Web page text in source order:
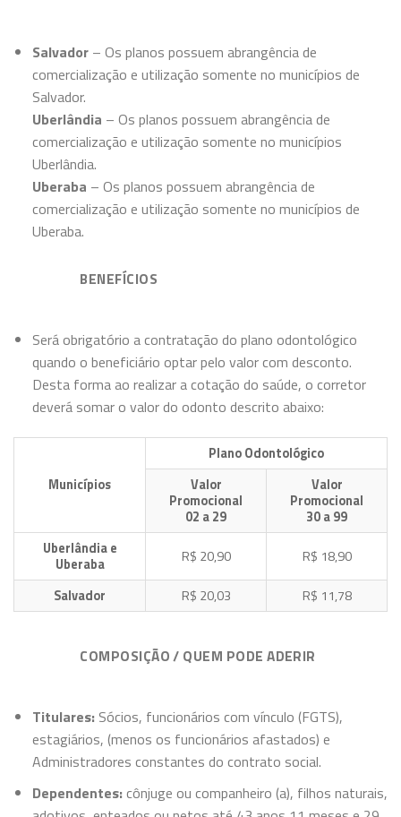
Salvador– Os planos possuem abrangência de
comercialização e utilização somente no municípios de
Salvador.
Uberlândia – Os planos possuem abrangência de
comercialização e utilização somente no municípios
Uberlândia.
Uberaba – Os planos possuem abrangência de
comercialização e utilização somente no municípios de
Uberaba.
BENEFÍCIOS
Será obrigatório a contratação do plano odontológico
quando o beneficiário optar pelo valor com desconto.
Desta forma ao realizar a cotação do saúde, o corretor
deverá somar o valor do odonto descrito abaixo:
Municípios
Plano Odontológico
Valor
Promocional
02 a 29
Valor
Promocional
30 a 99
Uberlândia e
Uberaba
R$ 20,90
R$ 18,90
Salvador
R$ 20,03 R$ 11,78
COMPOSIÇÃO / QUEM PODE ADERIR
Titulares:Sócios, funcionários com vínculo (FGTS),
estagiários, (menos os funcionários afastados) e
Administradores constantes do contrato social.
Dependentes:cônjuge ou companheiro (a), filhos naturais,